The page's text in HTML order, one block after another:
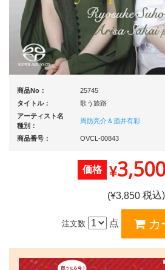
商品No：
25745
タイトル：
歌う旅路
アーティスト名
種別：
周防亮介＆酒井有彩
商品番号： OVCL-00843
価格 ¥3,500
(¥3,850税込)
注文数 点